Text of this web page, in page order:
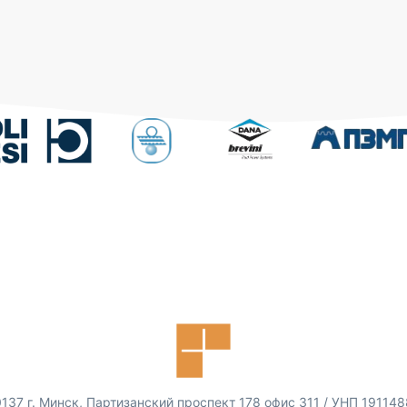
г. Минск, Партизанский проспект 178 офис 311 / УНП